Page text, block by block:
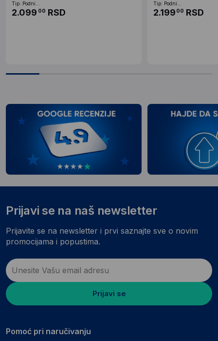
Tip: Podni...
2.099 00 RSD
Tip: Podni...
2.199 00 RSD
Prijavi se na naš newsletter
Prijavite se na newsletter i prvi saznajte sve o novim
promocijama i popustima.
Prijavi se
Pomoć pri naručivanju